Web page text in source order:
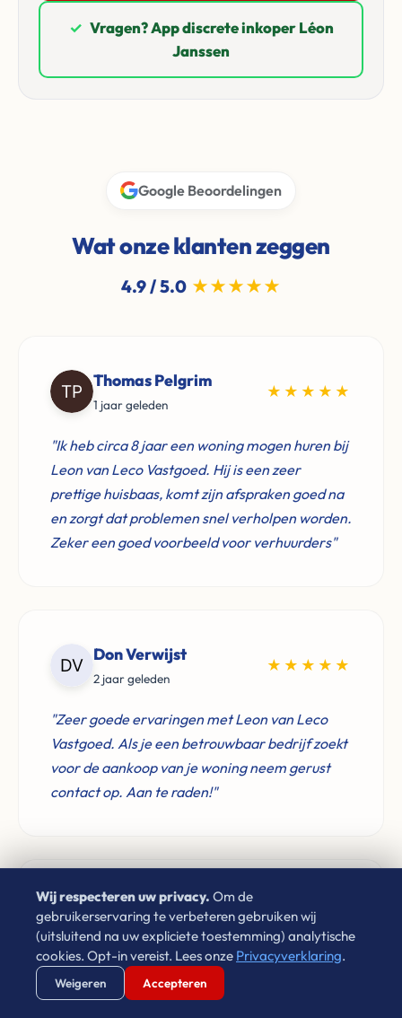
✓ Vragen? App discrete inkoper Léon
Janssen
Google Beoordelingen
Wat onze klanten zeggen
4.9 / 5.0 ★★★★★
Thomas Pelgrim
1 jaar geleden
★★★★★
"Ik heb circa 8 jaar een woning mogen huren bij
Leon van Leco Vastgoed. Hij is een zeer
prettige huisbaas, komt zijn afspraken goed na
en zorgt dat problemen snel verholpen worden.
Zeker een goed voorbeeld voor verhuurders"
Don Verwijst
2 jaar geleden
★★★★★
"Zeer goede ervaringen met Leon van Leco
Vastgoed. Als je een betrouwbaar bedrijf zoekt
voor de aankoop van je woning neem gerust
contact op. Aan te raden!"
MB
6 maanden geleden
★★★★★
"Ontzettend vriendelijk en goudeerlijk,
ontzettend fijn contact en ook een goed hart!"
Wij respecteren uw privacy. Om de
gebruikerservaring te verbeteren gebruiken wij
(uitsluitend na uw expliciete toestemming) analytische
cookies. Opt-in vereist. Lees onze Privacyverklaring.
Weigeren Accepteren
Verstuur WhatsApp